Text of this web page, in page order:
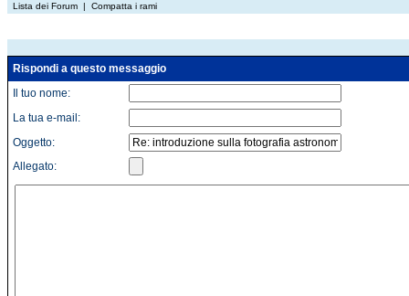
Lista dei Forum | Compatta i rami
Rispondi a questo messaggio
Il tuo nome:
La tua e-mail:
Oggetto:
Allegato: